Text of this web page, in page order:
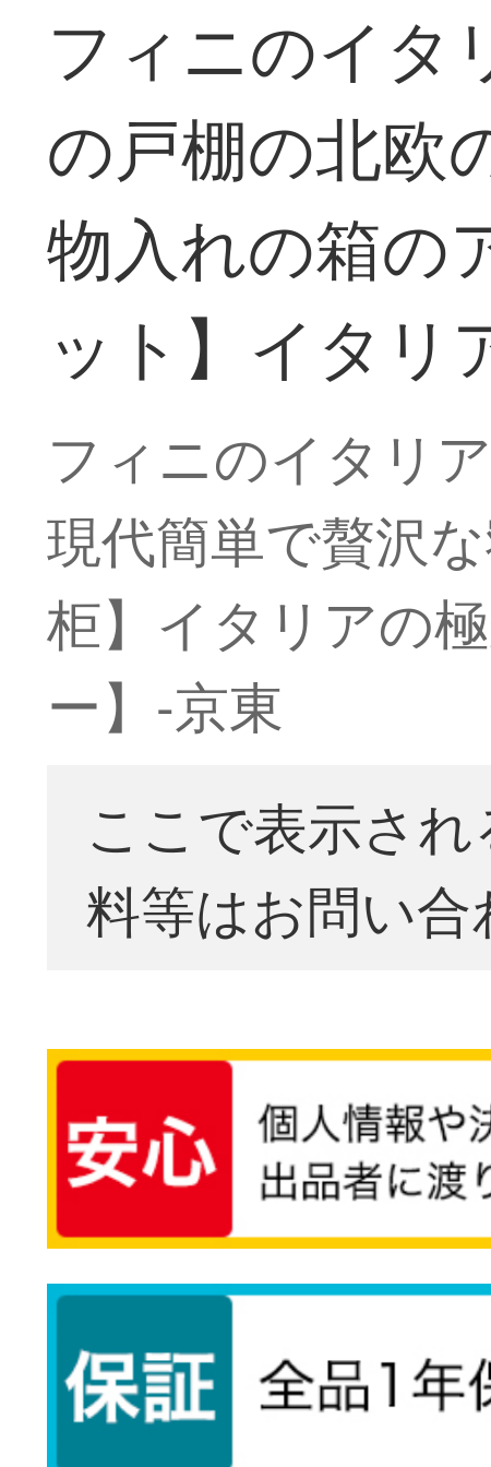
フィニのイタ
の戸棚の北欧
物入れの箱の
ット】イタリ
フィニのイタリ
現代簡単で贅沢
柜】イタリアの
ー】-京東
ここで表示さ
料等はお問い